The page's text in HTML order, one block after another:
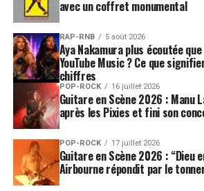
Elle est dans un milieu pop, à la
dans le rock ?
Pop lui convient bien parce que c’est
populaire, elle est douée dans tous les
pourrais lui donner des chansons rock
sait comment bien faire sonner une
surtout respecter le musicien qui est
chercher au plus profond de lui ces
font qu’on n’a pas juste de la
Elle dit tout le temps « un album, tu
ta vie ». Ce n’est pas juste un objet
avec un coffret monumental
RAP-RNB 5 août 2026
Aya Nakamura plus écoutée
YouTube Music ? Ce que
chiffres
POP-ROCK 16 juillet 2026
Guitare en Scène 2026 : Manu
après les Pixies et fini son
POP-ROCK 17 juillet 2026
Guitare en Scène 2026 : “Dieu
Airbourne répondit par le